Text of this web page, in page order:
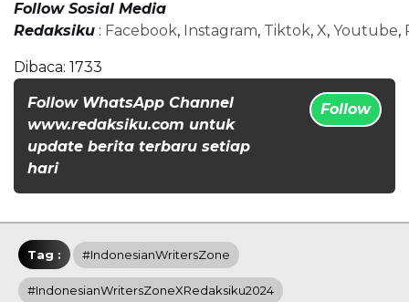
Follow Sosial Media
Redaksiku : Facebook, Instagram, Tiktok, X, Youtube,
Dibaca: 1733
Follow WhatsApp Channel
www.redaksiku.com untuk
update berita terbaru setiap
hari
Follow
Tag : #IndonesianWritersZone
#IndonesianWritersZoneXRedaksiku2024